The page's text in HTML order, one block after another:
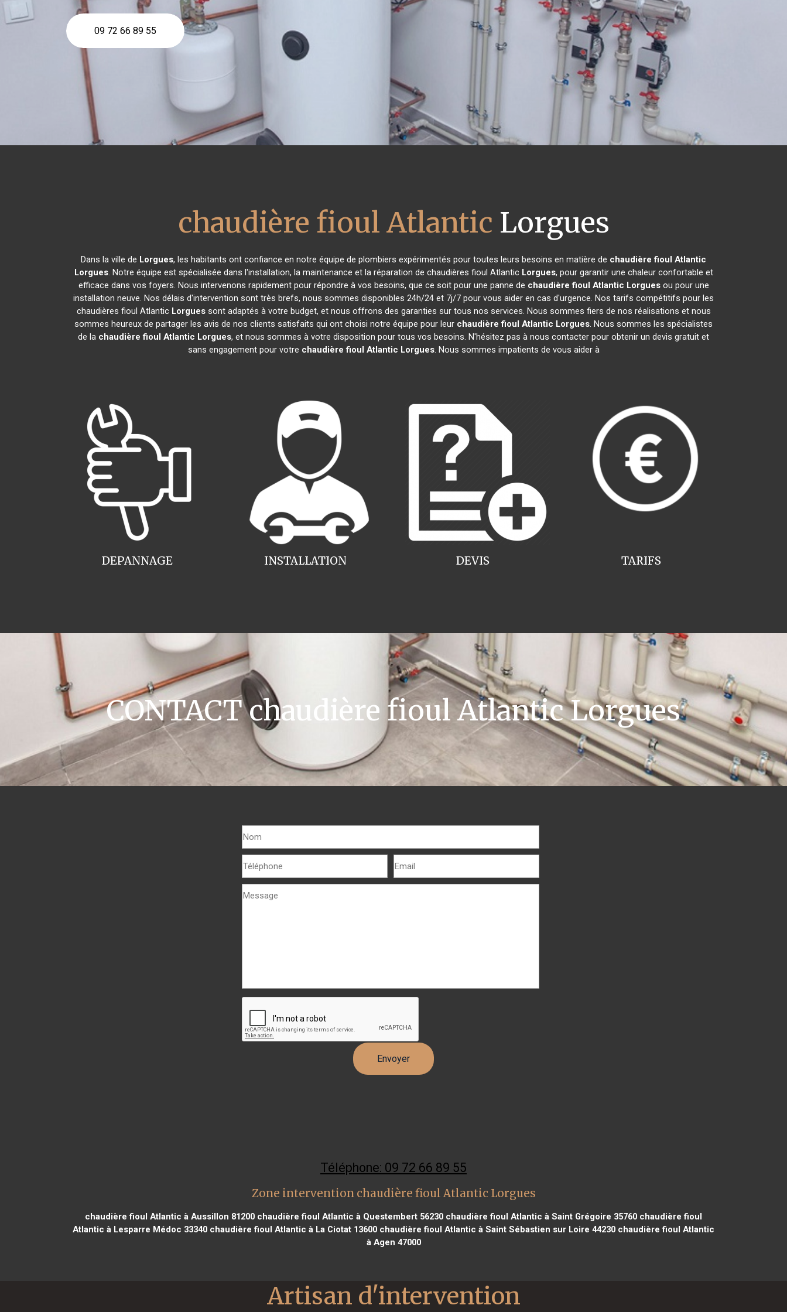
09 72 66 89 55
chaudière fioul Atlantic Lorgues
Dans la ville de Lorgues, les habitants ont confiance en notre équipe de plombiers expérimentés pour toutes leurs besoins en matière de chaudière fioul Atlantic
Lorgues. Notre équipe est spécialisée dans l'installation, la maintenance et la réparation de chaudières fioul Atlantic Lorgues, pour garantir une chaleur confortable et
efficace dans vos foyers. Nous intervenons rapidement pour répondre à vos besoins, que ce soit pour une panne de chaudière fioul Atlantic Lorguesou pour une
installation neuve. Nos délais d'intervention sont très brefs, nous sommes disponibles 24h/24 et 7j/7 pour vous aider en cas d'urgence. Nos tarifs compétitifs pour les
chaudières fioul Atlantic Lorguessont adaptés à votre budget, et nous offrons des garanties sur tous nos services. Nous sommes fiers de nos réalisations et nous
sommes heureux de partager les avis de nos clients satisfaits qui ont choisi notre équipe pour leur chaudière fioul Atlantic Lorgues. Nous sommes les spécialistes
de la chaudière fioul Atlantic Lorgues, et nous sommes à votre disposition pour tous vos besoins. N'hésitez pas à nous contacter pour obtenir un devis gratuit et
sans engagement pour votre chaudière fioul Atlantic Lorgues. Nous sommes impatients de vous aider à
INSTALLATION
DEPANNAGE TARIFS
DEVIS
CONTACT chaudière fioul Atlantic Lorgues
Téléphone: 09 72 66 89 55
Zone intervention chaudière fioul Atlantic Lorgues
chaudière fioul Atlantic à Aussillon 81200 chaudière fioul Atlantic à Questembert 56230 chaudière fioul Atlantic à Saint Grégoire 35760 chaudière fioul
Atlantic à Lesparre Médoc 33340 chaudière fioul Atlantic à La Ciotat 13600 chaudière fioul Atlantic à Saint Sébastien sur Loire 44230 chaudière fioul Atlantic
à Agen 47000
Artisan d'intervention